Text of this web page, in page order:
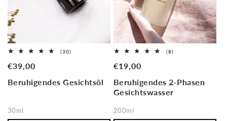
(30)30
Normaler
Preis
€39,00
Beruhigendes Gesichtsöl
30ml
(8)8
Normaler
Preis
€19,00
Beruhigendes 2-Phasen
Gesichtswasser
200ml